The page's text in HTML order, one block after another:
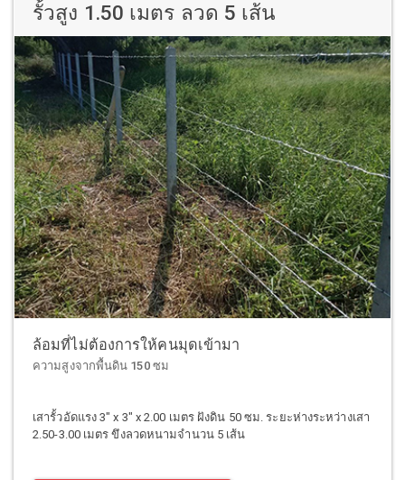
รั้วสูง 1.50 เมตร ลวด 5 เส้น
ล้อมที่ไม่ต้องการให้คนมุดเข้ามา
ความสูงจากพื้นดิน 150 ซม
เสารั้วอัดแรง 3" x 3" x 2.00 เมตร ฝังดิน 50 ซม. ระยะห่างระหว่างเสา
2.50-3.00 เมตร ขึงลวดหนามจำนวน 5 เส้น